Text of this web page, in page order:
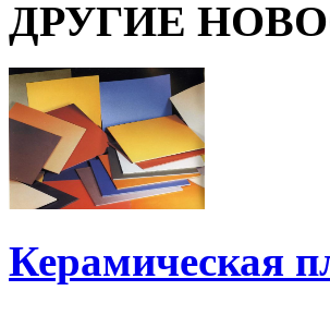
ДРУГИЕ
Керамическая